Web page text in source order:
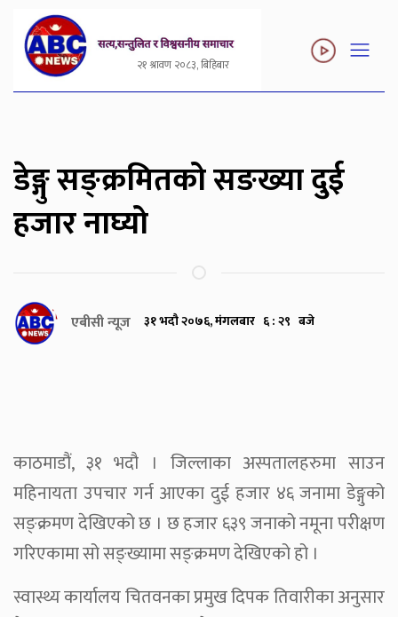
२१ श्रावण २०८३, बिहिबार
डेङ्गु सङ्क्रमितको सङख्या दुई
हजार नाघ्यो
एबीसी न्यूज ३१ भदौ २०७६, मंगलबार ६ : २९ बजे
काठमाडौं, ३१ भदौ । जिल्लाका अस्पतालहरुमा साउन
महिनायता उपचार गर्न आएका दुई हजार ४६ जनामा डेङ्गुको
सङ्क्रमण देखिएको छ । छ हजार ६३९ जनाको नमूना परीक्षण
गरिएकामा सो सङ्ख्यामा सङ्क्रमण देखिएको हो ।
स्वास्थ्य कार्यालय चितवनका प्रमुख दिपक तिवारीका अनुसार